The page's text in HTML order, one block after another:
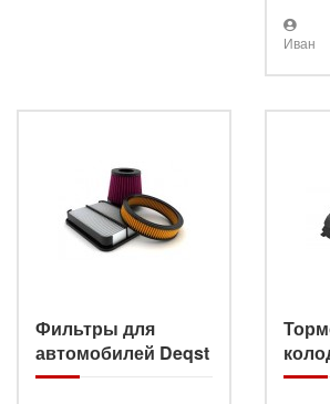
Иван
Фильтры для
автомобилей Deqst